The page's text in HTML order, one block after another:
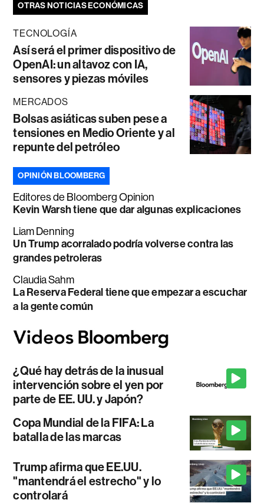
OTRAS NOTICIAS ECONÓMICAS
TECNOLOGÍA
Así será el primer dispositivo de
OpenAI: un altavoz con IA,
sensores y piezas móviles
MERCADOS
Bolsas asiáticas suben pese a
tensiones en Medio Oriente y al
repunte del petróleo
OPINIÓN BLOOMBERG
Editores de Bloomberg Opinion
Kevin Warsh tiene que dar algunas explicaciones
Liam Denning
Un Trump acorralado podría volverse contra las
grandes petroleras
Claudia Sahm
La Reserva Federal tiene que empezar a escuchar
a la gente común
¿Qué hay detrás de la inusual
intervención sobre el yen por
parte de EE. UU. y Japón?
Copa Mundial de la FIFA: La
batalla de las marcas
Trump afirma que EE.UU.
"mantendrá el estrecho" y lo
controlará